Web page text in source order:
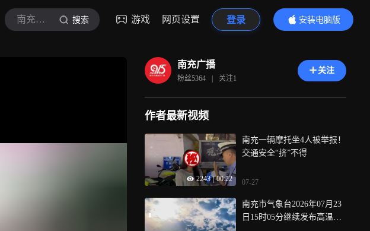
南充广播 搜索 游戏 网页设置 登录
安装电脑版
内容更精彩
南充广播
粉丝5364 | 关注1
关注
作者最新视频
2243 | 00:22
南充一辆摩托坐4人被举报！
交通安全“挤”不得
07-27
南充市气象台2026年07月23
日15时05分继续发布高温黄